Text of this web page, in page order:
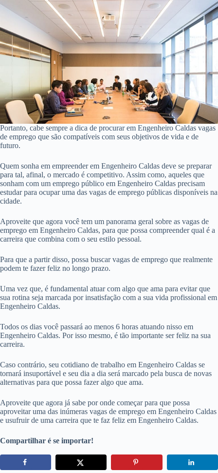
Portanto, cabe sempre a dica de procurar em Engenheiro Caldas vagas
de emprego que são compatíveis com seus objetivos de vida e de
futuro.
Quem sonha em empreender em Engenheiro Caldas deve se preparar
para tal, afinal, o mercado é competitivo. Assim como, aqueles que
sonham com um emprego público em Engenheiro Caldas precisam
estudar para ocupar uma das vagas de emprego públicas disponíveis na
cidade.
Aproveite que agora você tem um panorama geral sobre as vagas de
emprego em Engenheiro Caldas, para que possa compreender qual é a
carreira que combina com o seu estilo pessoal.
Para que a partir disso, possa buscar vagas de emprego que realmente
podem te fazer feliz no longo prazo.
Uma vez que, é fundamental atuar com algo que ama para evitar que
sua rotina seja marcada por insatisfação com a sua vida profissional em
Engenheiro Caldas.
Todos os dias você passará ao menos 6 horas atuando nisso em
Engenheiro Caldas. Por isso mesmo, é tão importante ser feliz na sua
carreira.
Caso contrário, seu cotidiano de trabalho em Engenheiro Caldas se
tornará insuportável e seu dia a dia será marcado pela busca de novas
alternativas para que possa fazer algo que ama.
Aproveite que agora já sabe por onde começar para que possa
aproveitar uma das inúmeras vagas de emprego em Engenheiro Caldas
e usufruir de uma carreira que te faz feliz em Engenheiro Caldas.
Compartilhar é se importar!